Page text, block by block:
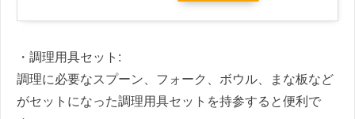
・調理用具セット:
調理に必要なスプーン、フォーク、ボウル、まな板など
がセットになった調理用具セットを持参すると便利で